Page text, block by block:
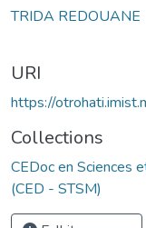
TRIDA REDOUANE
URI
https://
Collections
CEDoc en Sciences
(CED - STSM)